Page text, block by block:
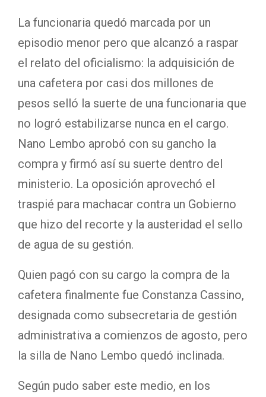
La funcionaria quedó marcada por un
episodio menor pero que alcanzó a raspar
el relato del oficialismo: la adquisición de
una cafetera por casi dos millones de
pesos selló la suerte de una funcionaria que
no logró estabilizarse nunca en el cargo.
Nano Lembo aprobó con su gancho la
compra y firmó así su suerte dentro del
ministerio. La oposición aprovechó el
traspié para machacar contra un Gobierno
que hizo del recorte y la austeridad el sello
de agua de su gestión.
Quien pagó con su cargo la compra de la
cafetera finalmente fue Constanza Cassino,
designada como subsecretaria de gestión
administrativa a comienzos de agosto, pero
la silla de Nano Lembo quedó inclinada.
Según pudo saber este medio, en los